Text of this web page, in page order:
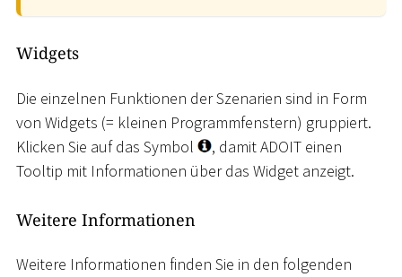
Widgets
Die einzelnen Funktionen der Szenarien sind in Form
von Widgets (= kleinen Programmfenstern) gruppiert.
Klicken Sie auf das Symbol
, damit ADOIT einen
Tooltip mit Informationen über das Widget anzeigt.
Weitere Informationen
Weitere Informationen finden Sie in den folgenden